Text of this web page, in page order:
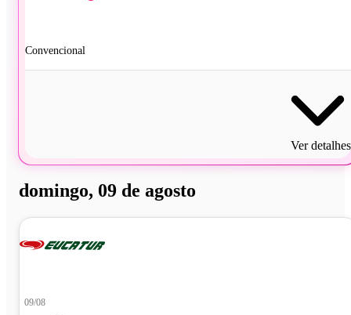
Convencional
Ver detalhes
domingo, 09 de agosto
09/08